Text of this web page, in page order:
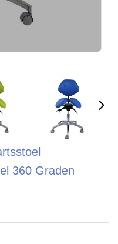
360 Graden